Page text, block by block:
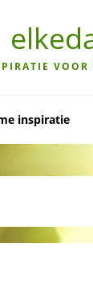
VOOR
inspiratie